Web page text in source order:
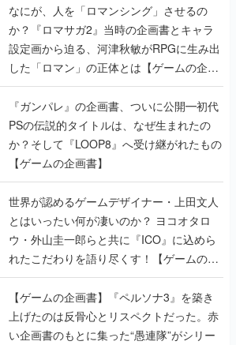
なにが、人を「ロマンシング」させるの
か？『ロマサガ2』当時の企画書とキャラ
設定画から迫る、河津秋敏がRPGに生み出
した「ロマン」の正体とは【ゲームの企画
書】
『ガンパレ』の企画書、ついに公開━初代
PSの伝説的タイトルは、なぜ生まれたの
か？そして『LOOP8』へ受け継がれたもの
【ゲームの企画書】
世界が認めるゲームデザイナー・上田文人
とはいったい何が凄いのか？ ヨコオタロ
ウ・外山圭一郎らと共に『ICO』に込めら
れたこだわりを語り尽くす！【ゲームの企
画書】
【ゲームの企画書】『ペルソナ3』を築き
上げたのは反骨心とリスペクトだった。赤
い企画書のもとに集った“愚連隊”がシリー